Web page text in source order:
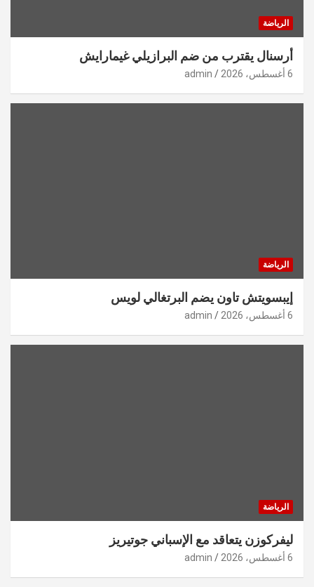
الرياضة
أرسنال يقترب من ضم البرازيلي غيمارايش
6 أغسطس، 2026 admin
الرياضة
إيبسويتش تاون يضم البرتغالي لويس
6 أغسطس، 2026 admin
الرياضة
ليفركوزن يتعاقد مع الإسباني جوتيريز
6 أغسطس، 2026 admin